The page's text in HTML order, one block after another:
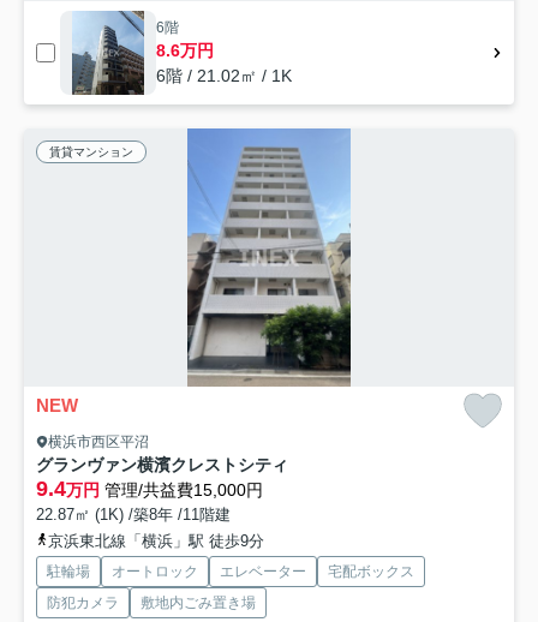
6階
8.6万円
6階 / 21.02㎡ / 1K
賃貸マンション
NEW
横浜市西区平沼
グランヴァン横濱クレストシティ
9.4万円 管理/共益費15,000円
22.87㎡ (1K) /築8年 /11階建
京浜東北線「横浜」駅 徒歩9分
駐輪場 オートロック エレベーター
宅配ボックス
防犯カメラ
敷地内ごみ置き場